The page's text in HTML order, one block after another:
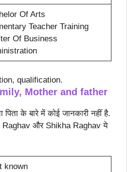
Of Arts
Teacher Training
Of Business
qualification.
Mother and father
पिता के बारे में कोई जानकारी नहीं है.
Raghav और Shikha Raghav ये
known